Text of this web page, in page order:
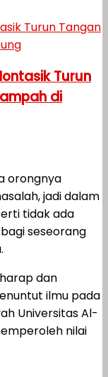
Turun
di
orongnya
jadi dalam
tidak ada
seseorang
dan
ilmu pada
Universitas Al-
nilai